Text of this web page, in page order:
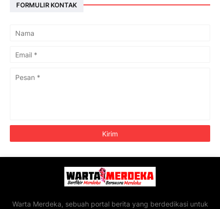
FORMULIR KONTAK
Warta Merdeka, sebuah portal berita yang berdedikasi untuk